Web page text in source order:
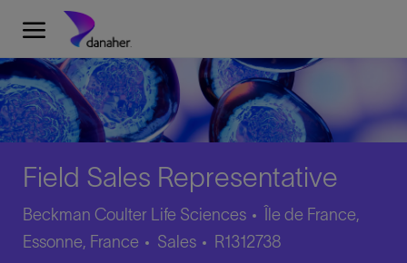
Skip to main content
Field Sales Representative
Beckman Coulter Life Sciences
Île de France,
Essonne, France
Category
Sales
Job
R1312738